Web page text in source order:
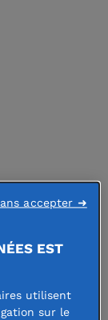
EST
utilisent
sur le
accepter ➜